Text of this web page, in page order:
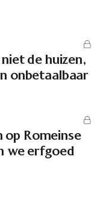
de huizen,
onbetaalbaar
Romeinse
we erfgoed